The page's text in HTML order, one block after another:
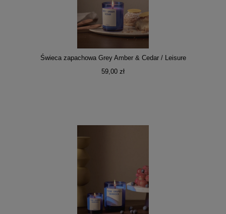
Świeca zapachowa Grey Amber & Cedar / Leisure
59,00 zł